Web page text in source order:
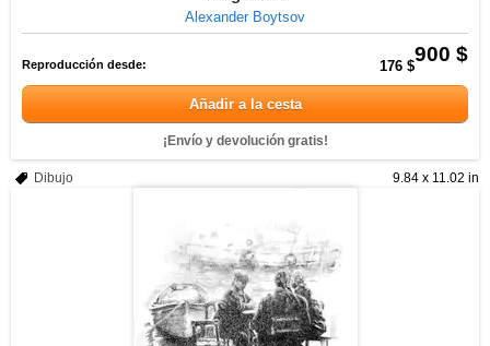
Alexander Boytsov
900 $
Reproducción desde: 176 $
Añadir a la cesta
¡Envío y devolución gratis!
9.84 x 11.02 in
Dibujo